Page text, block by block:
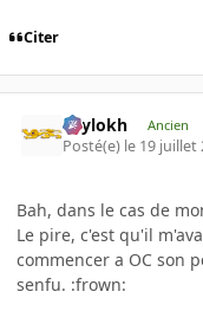
Citer
Psylokh Ancien
Posté(e) le 19 juillet
Bah, dans le cas de
Le pire, c'est qu'il
commencer a OC son
senfu. :frown: